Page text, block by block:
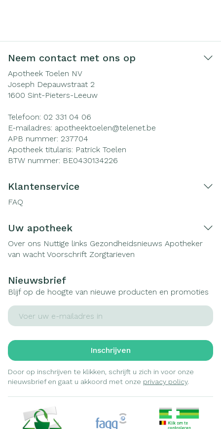
Neem contact met ons op
Apotheek Toelen NV
Joseph Depauwstraat 2
1600 Sint-Pieters-Leeuw
Telefoon: 02 331 04 06
E-mailadres: apotheektoelen@telenet.be
APB nummer: 237704
Apotheek titularis: Patrick Toelen
BTW nummer: BE0430134226
Klantenservice
FAQ
Uw apotheek
Over ons Nuttige links Gezondheidsnieuws Apotheker
van wacht Voorschrift Zorgtarieven
Nieuwsbrief
Blijf op de hoogte van nieuwe producten en promoties
E-mail adres
Inschrijven
Door op inschrijven te klikken, schrijft u zich in voor onze
nieuwsbrief en gaat u akkoord met onze privacy policy.